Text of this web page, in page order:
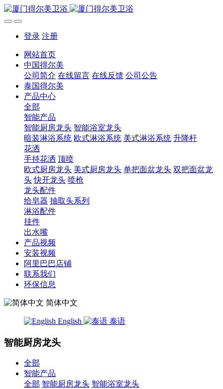
登录 注册
网站首页
中国得尔美
公司简介 在线留言 在线反馈 公司公告
泰国得尔美
产品中心
全部
智能产品
智能厨房龙头 智能浴室龙头
暗装淋浴系统 欧式淋浴系统 美式淋浴系统 升降杆
花洒
手持花洒 顶喷
欧式厨房龙头 美式厨房龙头 单把面盆龙头 双把面盆龙
头 快开龙头 喷枪
龙头配件
给皂器 抽取头系列
淋浴配件
挂件
出水嘴
产品视频
安装视频
阿里巴巴店铺
联系我们
环保信息
简体中文
English 泰语
智能厨房龙头
全部
智能产品
全部 智能厨房龙头 智能浴室龙头